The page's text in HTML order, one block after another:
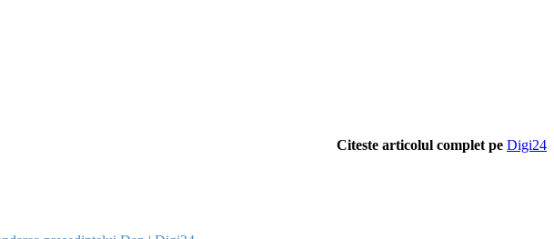
Citeste articolul complet pe Digi24